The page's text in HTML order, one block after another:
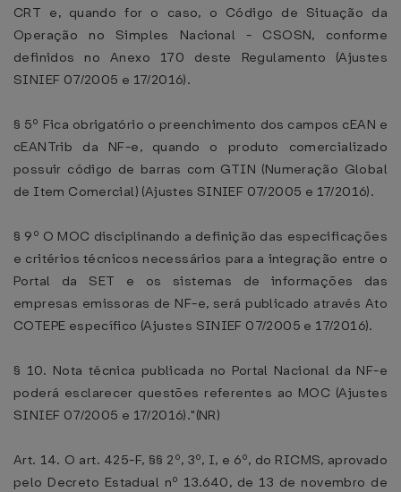
CRT e, quando for o caso, o Código de Situação da
Operação no Simples Nacional - CSOSN, conforme
definidos no Anexo 170 deste Regulamento (Ajustes
SINIEF 07/2005 e 17/2016).
§ 5º Fica obrigatório o preenchimento dos campos cEAN e
cEANTrib da NF-e, quando o produto comercializado
possuir código de barras com GTIN (Numeração Global
de Item Comercial) (Ajustes SINIEF 07/2005 e 17/2016).
§ 9º O MOC disciplinando a definição das especificações
e critérios técnicos necessários para a integração entre o
Portal da SET e os sistemas de informações das
empresas emissoras de NF-e, será publicado através Ato
COTEPE específico (Ajustes SINIEF 07/2005 e 17/2016).
§ 10. Nota técnica publicada no Portal Nacional da NF-e
poderá esclarecer questões referentes ao MOC (Ajustes
SINIEF 07/2005 e 17/2016)."(NR)
Art. 14. O art. 425-F, §§ 2º, 3º, I, e 6º, do RICMS, aprovado
pelo Decreto Estadual nº 13.640, de 13 de novembro de